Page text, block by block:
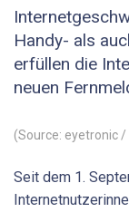
Handy- als
erfüllen die
neuen
(Source: eyetronic
Seit dem 1.